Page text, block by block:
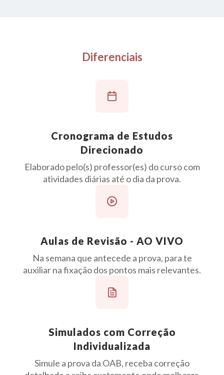
Diferenciais
Cronograma de Estudos
Direcionado
Elaborado pelo(s) professor(es) do curso com
atividades diárias até o dia da prova.
Aulas de Revisão - AO VIVO
Na semana que antecede a prova, para te
auxiliar na fixação dos pontos mais relevantes.
Simulados com Correção
Individualizada
Simule a prova da OAB, receba correção